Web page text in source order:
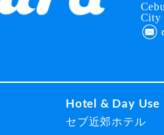
City
Hotel & Day Use
セブ近郊ホテル